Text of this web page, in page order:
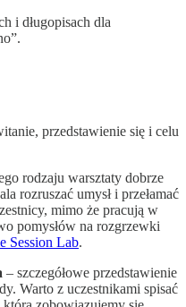
i długopisach dla
przedstawienie się i celu
rodzaju warsztaty dobrze
rozruszać umysł i przełamać
mimo że pracują w
pomysłów na rozgrzewki
Session Lab.
– szczegółowe przedstawienie
Warto z uczestnikami spisać